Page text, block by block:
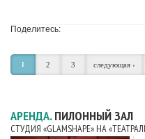
Поделитесь:
1 2 3 следующая ›
АРЕНДА.ПИЛОННЫЙ ЗАЛ
СТУДИЯ «GLAMSHAPE» НА